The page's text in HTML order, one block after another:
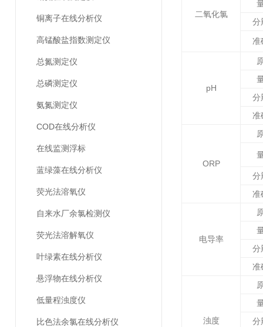
铜离子在线分析仪
高锰酸盐指数测定仪
总氮测定仪
总磷测定仪
氨氮测定仪
COD在线分析仪
在线监测浮标
蓝绿藻在线分析仪
荧光法溶氧仪
自来水厂余氯检测仪
荧光法溶解氧仪
叶绿素在线分析仪
悬浮物在线分析仪
低量程浊度仪
比色法余氯在线分析仪
二氧化氯
分
准
pH
分
准
ORP
分
准
电导率
分
准
浊度
分